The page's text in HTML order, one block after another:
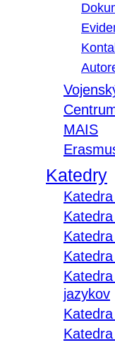
MAIS
Katedry
jazykov